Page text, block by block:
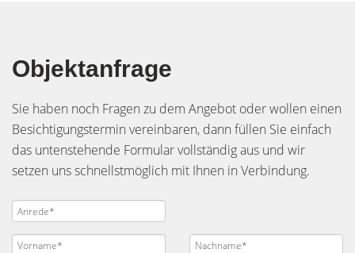
Objektanfrage
Sie haben noch Fragen zu dem Angebot oder wollen einen
Besichtigungstermin vereinbaren, dann füllen Sie einfach
das untenstehende Formular vollständig aus und wir
setzen uns schnellstmöglich mit Ihnen in Verbindung.